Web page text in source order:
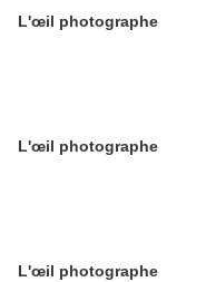
L'œil photographe
L'œil photographe
L'œil photographe